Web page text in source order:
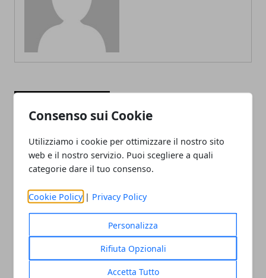
Consenso sui Cookie
Utilizziamo i cookie per ottimizzare il nostro sito
web e il nostro servizio. Puoi scegliere a quali
categorie dare il tuo consenso.
Cookie Policy | Privacy Policy
Personalizza
Rifiuta Opzionali
Accetta Tutto
Archiviazione dati: le modalità migliori